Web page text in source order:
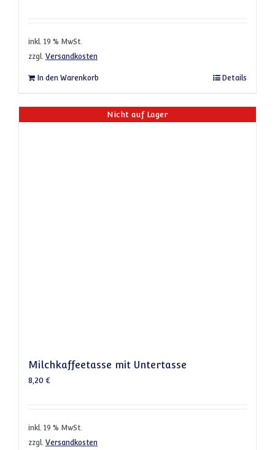
inkl. 19 % MwSt.
zzgl. Versandkosten
In den Warenkorb Details
Nicht auf Lager
Milchkaffeetasse mit Untertasse
8,20 €
inkl. 19 % MwSt.
zzgl. Versandkosten